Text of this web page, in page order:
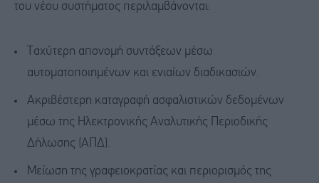
του νέου συστήματος περιλαμβάνονται:
Ταχύτερη απονομή συντάξεων μέσω
αυτοματοποιημένων και ενιαίων διαδικασιών.
Ακριβέστερη καταγραφή ασφαλιστικών δεδομένων
μέσω της Ηλεκτρονικής Αναλυτικής Περιοδικής
Δήλωσης (ΑΠΔ).
Μείωση της γραφειοκρατίας και περιορισμός της